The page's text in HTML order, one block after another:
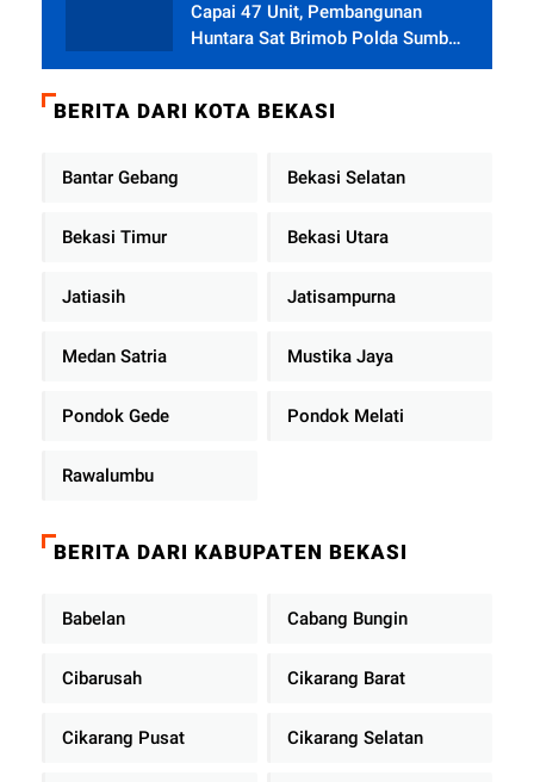
Capai 47 Unit, Pembangunan
Huntara Sat Brimob Polda Sumbar
Terus Berjalan di Pauh
BERITA DARI KOTA BEKASI
Bantar Gebang Bekasi Selatan
Bekasi Timur Bekasi Utara
Jatiasih Jatisampurna
Medan Satria Mustika Jaya
Pondok Gede Pondok Melati
Rawalumbu
BERITA DARI KABUPATEN BEKASI
Babelan Cabang Bungin
Cibarusah Cikarang Barat
Cikarang Pusat Cikarang Selatan